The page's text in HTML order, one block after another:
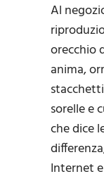
Al
orecchio
anima,
sorelle e
che dice
Internet